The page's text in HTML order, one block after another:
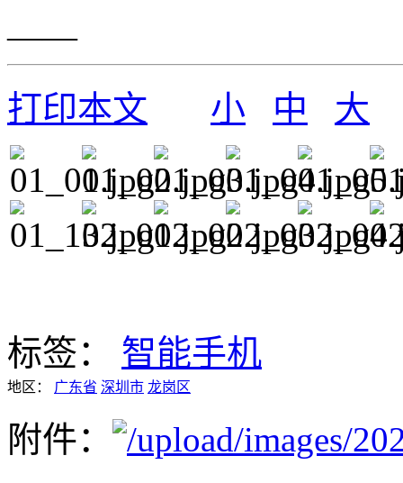
——
打印本文
小 中 大
标签： 智能手机
地区： 广东省 深圳市 龙岗区
附件：